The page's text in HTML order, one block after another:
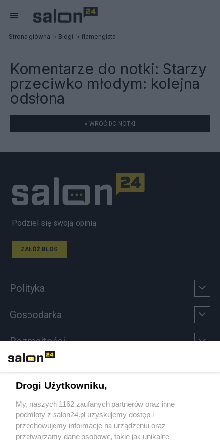
Strona główna Blogi flamengista
Komentarze do notki: Starzy
przeciwko młodym: kolejna
odsłona
« WRÓĆ DO NOTKI
Podziel się swoją opinią
ZAŁÓŻ BLOG
Polityka
Gospodarka
Rozmaitości
Sport
Społeczeństwo
Drogi Użytkowniku,
My, naszych 1162 zaufanych partnerów oraz inne
podmioty z salon24.pl uzyskujemy dostęp i
przechowujemy informacje na urządzeniu oraz
przetwarzamy dane osobowe, takie jak unikalne